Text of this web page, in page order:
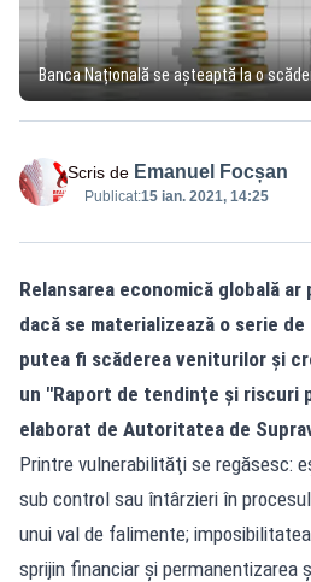
Banca Națională se așteaptă la o
Scris de Emanuel Focșan
Publicat:15 ian. 2021, 14:25
Relansarea economică globală
dacă se materializează o serie
putea fi scăderea veniturilor şi
un "Raport de tendinţe şi riscuri
elaborat de Autoritatea de
Printre vulnerabilităţi se regăsesc:
sub control sau întârzieri în
unui val de falimente;
sprijin financiar şi permanentizarea